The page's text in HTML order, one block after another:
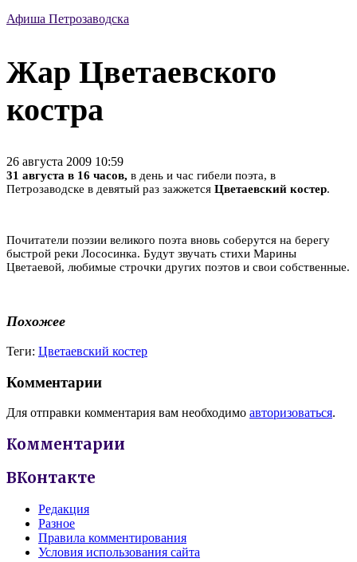
Афиша Петрозаводска
Жар Цветаевского
костра
26 августа 2009 10:59
31 августа в 16 часов, в день и час гибели поэта, в
Петрозаводске в девятый раз зажжется Цветаевский костер.
Почитатели поэзии великого поэта вновь соберутся на берегу
быстрой реки Лососинка. Будут звучать стихи Марины
Цветаевой, любимые строчки других поэтов и свои собственные.
Похожее
Теги: Цветаевский костер
Комментарии
Для отправки комментария вам необходимо авторизоваться.
Комментарии
ВКонтакте
Редакция
Разное
Правила комментирования
Условия использования сайта